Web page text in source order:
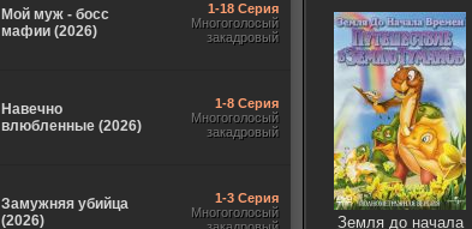
Земля до начала
Мой муж - босс
мафии (2026)
1-18 Серия
Многоголосый
закадровый
Навечно
влюбленные (2026)
1-8 Серия
Многоголосый
закадровый
Замужняя убийца
(2026)
1-3 Серия
Многоголосый